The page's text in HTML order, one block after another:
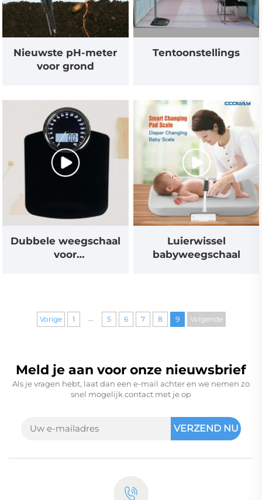
Nieuwste pH-meter
voor grond
Tentoonstellings
Dubbele weegschaal
voor
Luierwissel
babyweegschaal
Vorige 1 5 6 7 8 9 Volgende
Meld je aan voor onze nieuwsbrief
Als je vragen hebt, laat dan een e-mail achter en we nemen zo
snel mogelijk contact met je op
VERZEND NU